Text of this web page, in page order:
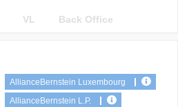
VL Back Office
AllianceBernstein Luxembourg
AllianceBernstein L.P.